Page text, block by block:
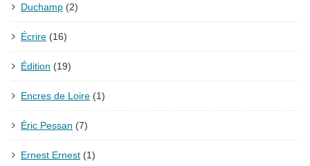
Duchamp (2)
Écrire (16)
Édition (19)
Encres de Loire (1)
Éric Pessan (7)
Ernest Ernest (1)